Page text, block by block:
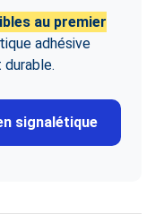
au premier
adhésive
signalétique